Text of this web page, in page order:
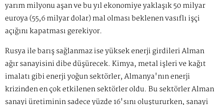
yarım milyonu aşan ve bu yıl ekonomiye yaklaşık 50 milyar
euroya (55,6 milyar dolar) mal olması beklenen vasıflı işçi
açığını kapatması gerekiyor.
Rusya ile barış sağlanmaz ise yüksek enerji girdileri Alman
ağır sanayisini dibe düşürecek. Kimya, metal işleri ve kağıt
imalatı gibi enerji yoğun sektörler, Almanya'nın enerji
krizinden en çok etkilenen sektörler oldu. Bu sektörler Alman
sanayi üretiminin sadece yüzde 16'sını oluştururken, sanayi